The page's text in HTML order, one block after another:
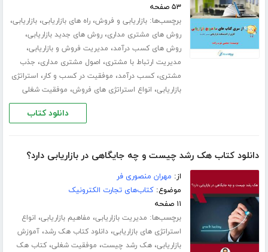
۵۳ صفحه
برچسب‌ها:بازاریابی و فروش،راه های بازاریابی،بازاریابی،
روش های مشتری مداری،روش های جدید بازاریابی،
روش های کسب درآمد، مدیریت فروش و بازاریابی،
مدیریت ارتباط با مشتری، اصول مشتری مداری، جذب
مشتری،کسب درآمد، موفقیت در کسب و کار، استراتژی
بازاریابی، انواع استراتژی های فروش، موفقیت شغلی
دانلود کتاب
دانلود کتاب هک رشد چیست و چه جایگاهی در بازاریابی دارد؟
از: مهران منصوری فر
موضوع:کتاب‌های تجارت الکترونیک
۱۱ صفحه
برچسب‌ها: مدیریت بازاریابی، مفاهیم بازاریابی، انواع
استراتژی های بازاریابی،دانلود کتاب هک رشد،آموزش
بازاریابی،هک رشد چیست، موفقیت شغلی،کتاب هک